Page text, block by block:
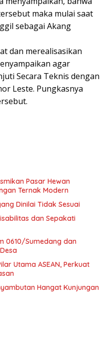
maka mulai saat
sebagai Akang
dan merealisasikan
agar
Secara Teknis dengan
Leste. Pungkasnya
Pasar Hewan
Ternak Modern
Dinilai Tidak Sesuai
dan Sepakati
0610/Sumedang dan
Utama ASEAN, Perkuat
Hangat Kunjungan